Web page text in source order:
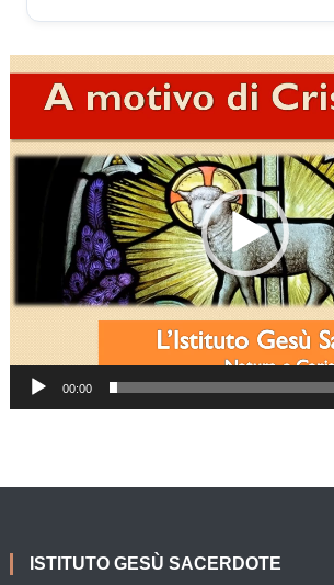
Player
00:00
ISTITUTO GESÙ SACERDOTE